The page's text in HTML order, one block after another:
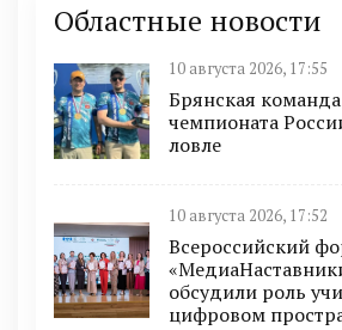
Областные новости
10 августа 2026, 17:55
Брянская
чемпионата
ловле
10 августа 2026, 17:52
Всероссийский
обсудили роль
цифровом